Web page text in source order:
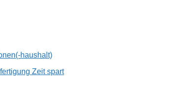
haushalt)
Zeit spart